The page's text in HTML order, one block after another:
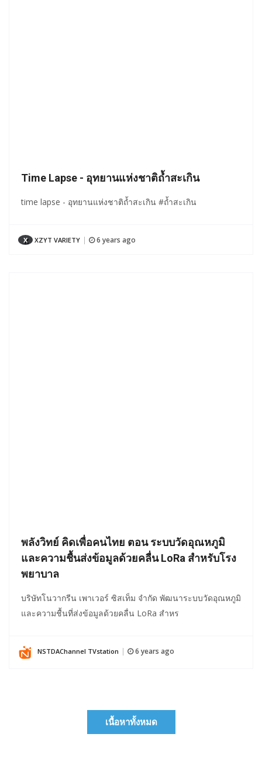
Time Lapse - อุทยานแห่งชาติถ้ำสะเกิน
time lapse - อุทยานแห่งชาติถ้ำสะเกิน #ถ้ำสะเกิน
X XZYT VARIETY 6 years ago
พลังวิทย์ คิดเพื่อคนไทย ตอน ระบบวัดอุณหภูมิ
และความชื้นส่งข้อมูลด้วยคลื่น LoRa สำหรับโรง
พยาบาล
บริษัทโนวากรีน เพาเวอร์ ซิสเท็ม จำกัด พัฒนาระบบวัดอุณหภูมิ
และความชื้นที่ส่งข้อมูลด้วยคลื่น LoRa สำหร
NSTDAChannel TVstation 6 years ago
เนื้อหาทั้งหมด